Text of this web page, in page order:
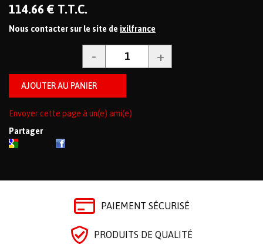
114.66 € T.T.C.
Nous contacter sur le site de ixilfrance
Envoyer cette page à un(e) ami(e)
Partager
PAIEMENT SÉCURISÉ
PRODUITS DE QUALITÉ